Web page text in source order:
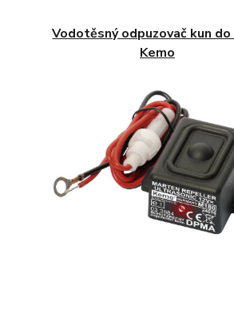
Vodotěsný odpuzovač kun
Kemo